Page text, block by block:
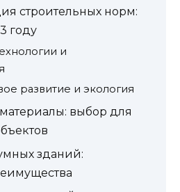
строительных норм:
году
и
развитие и экология
выбор для
зданий: